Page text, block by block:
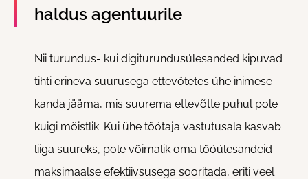
haldus agentuurile
Nii turundus- kui digiturundusülesanded kipuvad
tihti erineva suurusega ettevõtetes ühe inimese
kanda jääma, mis suurema ettevõtte puhul pole
kuigi mõistlik. Kui ühe töötaja vastutusala kasvab
liiga suureks, pole võimalik oma tööülesandeid
maksimaalse efektiivsusega sooritada, eriti veel